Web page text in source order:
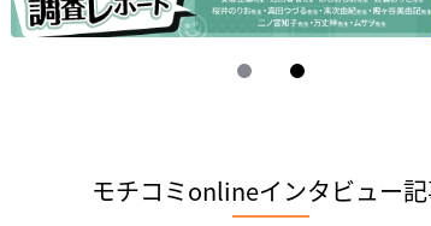
モチコミonlineインタビュー